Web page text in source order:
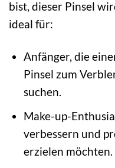
bist, dieser Pinsel
ideal für:
Anfänger, die
Pinsel zum
suchen.
Make-up-
verbessern und
erzielen möchten.